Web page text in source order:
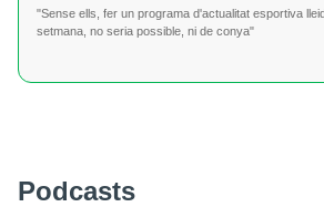
"Sense ells, fer un programa d'actualitat esportiva
setmana, no seria possible, ni de conya"
Podcasts